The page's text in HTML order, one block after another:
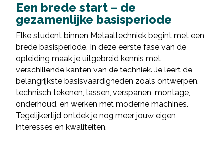
Een brede start – de
gezamenlijke basisperiode
Elke student binnen Metaaltechniek begint met een
brede basisperiode. In deze eerste fase van de
opleiding maak je uitgebreid kennis met
verschillende kanten van de techniek. Je leert de
belangrijkste basisvaardigheden zoals ontwerpen,
technisch tekenen, lassen, verspanen, montage,
onderhoud, en werken met moderne machines.
Tegelijkertijd ontdek je nog meer jouw eigen
interesses en kwaliteiten.